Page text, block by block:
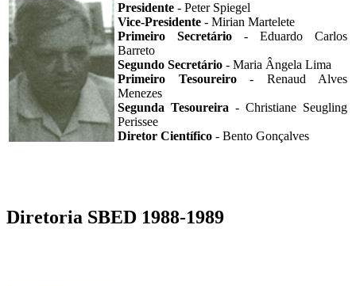
Presidente - Peter Spiegel
Vice-Presidente - Mirian Martelete
Primeiro Secretário - Eduardo Carlos
Barreto
Segundo Secretário - Maria Ângela Lima
Primeiro Tesoureiro- Renaud Alves
Menezes
Segunda Tesoureira - Christiane Seugling
Perissee
Diretor Científico - Bento Gonçalves
Diretoria SBED 1988-1989